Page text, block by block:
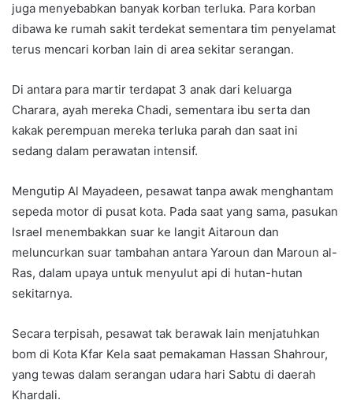
juga menyebabkan banyak korban terluka. Para korban
dibawa ke rumah sakit terdekat sementara tim penyelamat
terus mencari korban lain di area sekitar serangan.
Di antara para martir terdapat 3 anak dari keluarga
Charara, ayah mereka Chadi, sementara ibu serta dan
kakak perempuan mereka terluka parah dan saat ini
sedang dalam perawatan intensif.
Mengutip Al Mayadeen, pesawat tanpa awak menghantam
sepeda motor di pusat kota. Pada saat yang sama, pasukan
Israel menembakkan suar ke langit Aitaroun dan
meluncurkan suar tambahan antara Yaroun dan Maroun al-
Ras, dalam upaya untuk menyulut api di hutan-hutan
sekitarnya.
Secara terpisah, pesawat tak berawak lain menjatuhkan
bom di Kota Kfar Kela saat pemakaman Hassan Shahrour,
yang tewas dalam serangan udara hari Sabtu di daerah
Khardali.